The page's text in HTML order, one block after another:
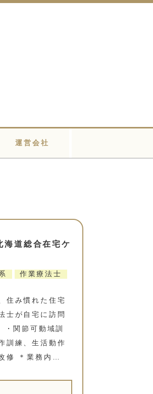
運営会社
道総合在宅ケ
作業療法士
住み慣れた住宅
士が自宅に訪問
関節可動域訓
訓練、生活動作
修 ＊業務内…